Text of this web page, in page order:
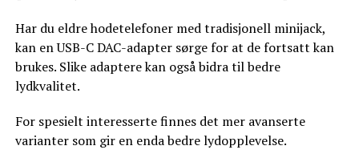
Har du eldre hodetelefoner med tradisjonell minijack,
kan en USB-C DAC-adapter sørge for at de fortsatt kan
brukes. Slike adaptere kan også bidra til bedre
lydkvalitet.
For spesielt interesserte finnes det mer avanserte
varianter som gir en enda bedre lydopplevelse.